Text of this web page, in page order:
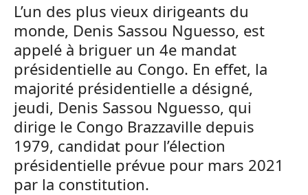
L’un des plus vieux dirigeants du
monde, Denis Sassou Nguesso, est
appelé à briguer un 4e mandat
présidentielle au Congo. En effet, la
majorité présidentielle a désigné,
jeudi, Denis Sassou Nguesso, qui
dirige le Congo Brazzaville depuis
1979, candidat pour l’élection
présidentielle prévue pour mars 2021
par la constitution.